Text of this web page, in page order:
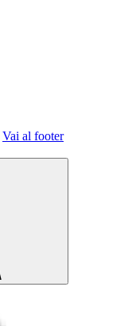
Vai al footer